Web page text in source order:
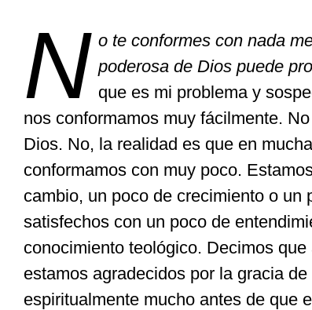
No te conformes con nada
poderosa de Dios puede
que es mi problema y
nos conformamos muy fácilmente.
Dios. No, la realidad es que en
conformamos con muy poco.
cambio, un poco de crecimiento o un
satisfechos con un poco de
conocimiento teológico. Decimos
estamos agradecidos por la gracia
espiritualmente mucho antes de que